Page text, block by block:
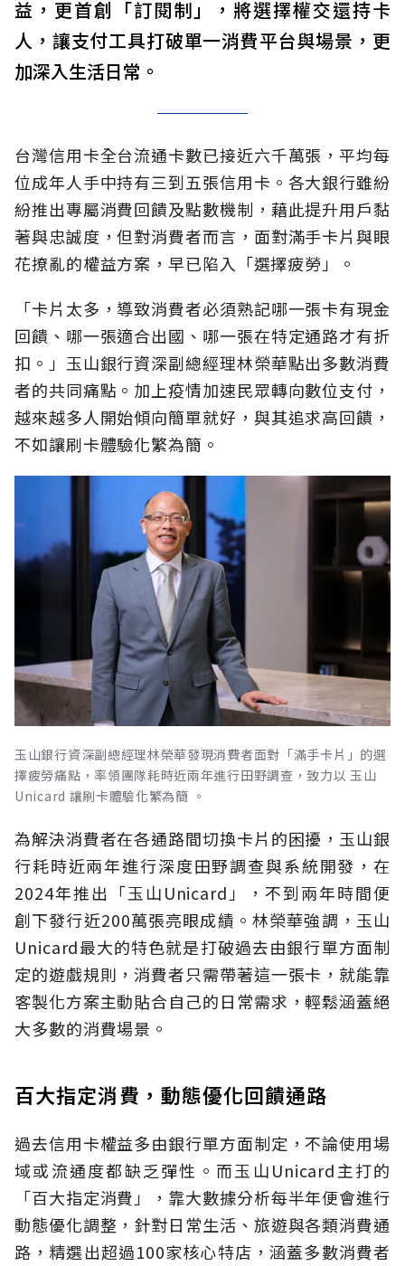
益，更首創「訂閱制」，將選擇權交還持卡
人，讓支付工具打破單一消費平台與場景，更
加深入生活日常。
台灣信用卡全台流通卡數已接近六千萬張，平均每
位成年人手中持有三到五張信用卡。各大銀行雖紛
紛推出專屬消費回饋及點數機制，藉此提升用戶黏
著與忠誠度，但對消費者而言，面對滿手卡片與眼
花撩亂的權益方案，早已陷入「選擇疲勞」。
「卡片太多，導致消費者必須熟記哪一張卡有現金
回饋、哪一張適合出國、哪一張在特定通路才有折
扣。」玉山銀行資深副總經理林榮華點出多數消費
者的共同痛點。加上疫情加速民眾轉向數位支付，
越來越多人開始傾向簡單就好，與其追求高回饋，
不如讓刷卡體驗化繁為簡。
玉山銀行資深副總經理林榮華發現消費者面對「滿手卡片」的選
擇疲勞痛點，率領團隊耗時近兩年進行田野調查，致力以 玉山
Unicard 讓刷卡體驗化繁為簡 。
為解決消費者在各通路間切換卡片的困擾，玉山銀
行耗時近兩年進行深度田野調查與系統開發，在
2024年推出「玉山Unicard」，不到兩年時間便
創下發行近200萬張亮眼成績。林榮華強調，玉山
Unicard最大的特色就是打破過去由銀行單方面制
定的遊戲規則，消費者只需帶著這一張卡，就能靠
客製化方案主動貼合自己的日常需求，輕鬆涵蓋絕
大多數的消費場景。
百大指定消費，動態優化回饋通路
過去信用卡權益多由銀行單方面制定，不論使用場
域或流通度都缺乏彈性。而玉山Unicard主打的
「百大指定消費」，靠大數據分析每半年便會進行
動態優化調整，針對日常生活、旅遊與各類消費通
路，精選出超過100家核心特店，涵蓋多數消費者